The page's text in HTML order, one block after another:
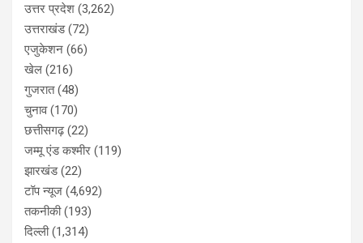
उत्तर प्रदेश (3,262)
उत्तराखंड(72)
एजुकेशन (66)
खेल (216)
गुजरात(48)
चुनाव(170)
छत्तीसगढ़(22)
जम्मू एंड कश्मीर (119)
झारखंड(22)
टॉप न्यूज (4,692)
तकनीकी(193)
दिल्ली(1,314)